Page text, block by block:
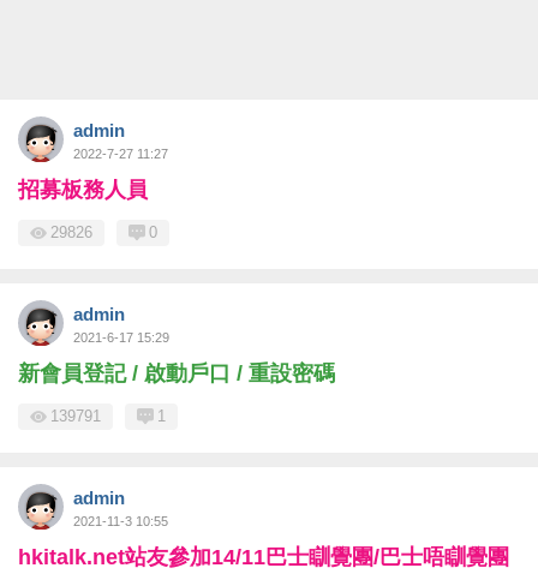
admin
2022-7-27 11:27
招募板務人員
29826 0
admin
2021-6-17 15:29
新會員登記 / 啟動戶口 / 重設密碼
139791 1
admin
2021-11-3 10:55
hkitalk.net站友參加14/11巴士瞓覺團/巴士唔瞓覺團